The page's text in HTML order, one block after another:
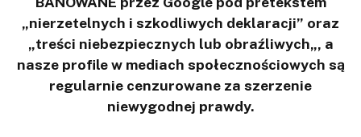
„nierzetelnych i szkodliwych deklaracji” oraz
„treści niebezpiecznych lub obraźliwych„, a
nasze profile w mediach społecznościowych są
regularnie cenzurowane za szerzenie
niewygodnej prawdy.